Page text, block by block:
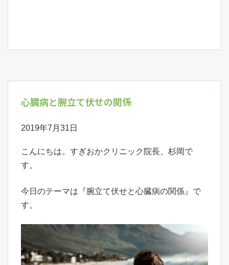
心臓病と腕立て伏せの関係
2019年7月31日
こんにちは。すぎおかクリニック院長、杉岡で
す。
今日のテーマは『腕立て伏せと心臓病の関係』で
す。